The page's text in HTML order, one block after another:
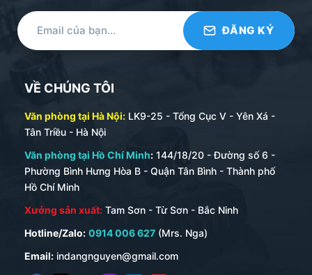
VỀ CHÚNG TÔI
Văn phòng tại Hà Nội: LK9-25 - Tổng Cục V - Yên Xá -
Tân Triều - Hà Nội
Văn phòng tại Hồ Chí Minh: 144/18/20 - Đường số 6 -
Phường Bình Hưng Hòa B - Quận Tân Bình - Thành phố
Hồ Chí Minh
Xưởng sản xuất: Tam Sơn - Từ Sơn - Bắc Ninh
Hotline/Zalo: 0914 006 627 (Mrs. Nga)
Email: indangnguyen@gmail.com